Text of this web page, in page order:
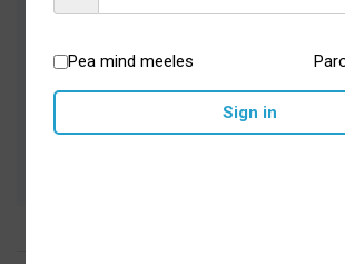
ja tervisetooted
Pea mind meeles
Sign in